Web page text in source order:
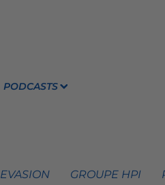
PODCASTS
GROUPE HPI